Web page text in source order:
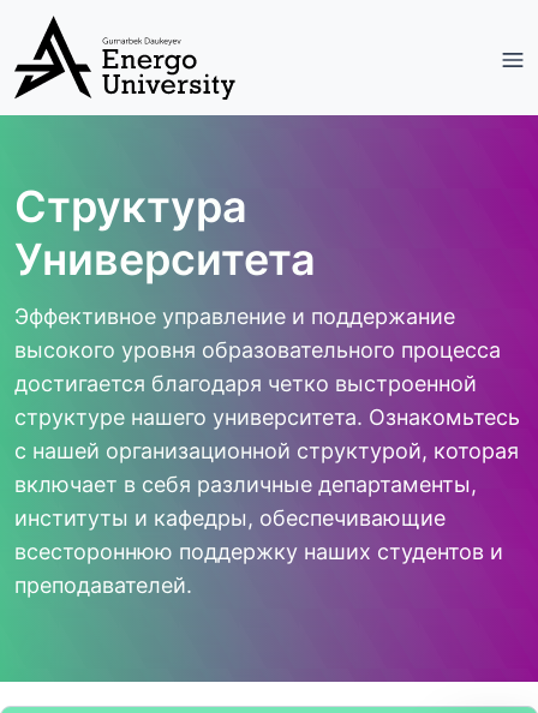
Структура
Университета
Эффективное управление и поддержание
высокого уровня образовательного процесса
достигается благодаря четко выстроенной
структуре нашего университета. Ознакомьтесь
с нашей организационной структурой, которая
включает в себя различные департаменты,
институты и кафедры, обеспечивающие
всестороннюю поддержку наших студентов и
преподавателей.